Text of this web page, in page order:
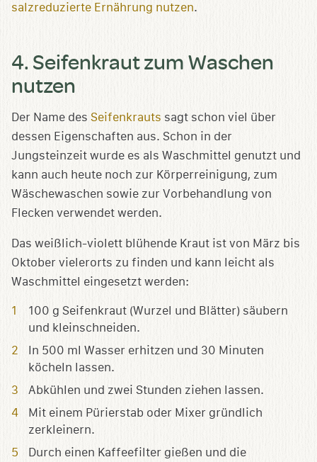
salzreduzierte Ernährung nutzen.
4. Seifenkraut zum Waschen
nutzen
Der Name des Seifenkrauts sagt schon viel über
dessen Eigenschaften aus. Schon in der
Jungsteinzeit wurde es als Waschmittel genutzt und
kann auch heute noch zur Körperreinigung, zum
Wäschewaschen sowie zur Vorbehandlung von
Flecken verwendet werden.
Das weißlich-violett blühende Kraut ist von März bis
Oktober vielerorts zu finden und kann leicht als
Waschmittel eingesetzt werden:
100 g Seifenkraut (Wurzel und Blätter) säubern
und kleinschneiden.
In 500 ml Wasser erhitzen und 30 Minuten
köcheln lassen.
Abkühlen und zwei Stunden ziehen lassen.
Mit einem Pürierstab oder Mixer gründlich
zerkleinern.
Durch einen Kaffeefilter gießen und die